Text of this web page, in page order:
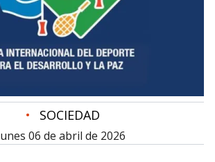
• SOCIEDAD
lunes 06 de abril de 2026